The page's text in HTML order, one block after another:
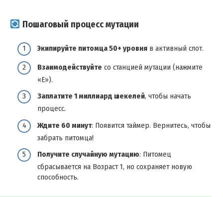
Пошаговый процесс мутации
Экипируйте питомца 50+ уровня в активный слот.
Взаимодействуйте со станцией мутации (нажмите
«E»).
Заплатите 1 миллиард шекелей, чтобы начать
процесс.
Ждите 60 минут: Появится таймер. Вернитесь, чтобы
забрать питомца!
Получите случайную мутацию: Питомец
сбрасывается на Возраст 1, но сохраняет новую
способность.